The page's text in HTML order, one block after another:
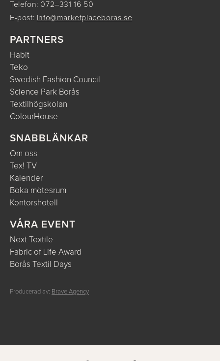
Telefon: 072–331 16 50
E-post: info@marketplaceboras.se
PARTNERS
Habit
Teko
Swedish Fashion Council
Science Park Borås
Textilhögskolan
ColourHouse
SNABBLÄNKAR
Om oss
Tex! TV
Kalender
Boka mötesrum
Kontorshotell
VÅRA EVENT
Next Textile
Fabric of Life Award
Borås Textil Days
Producerad av: Brave Agency